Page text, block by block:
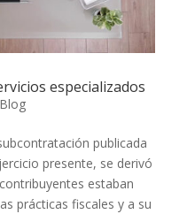
especializados
Blog
publicada
presente, se derivó
estaban
prácticas fiscales y a su